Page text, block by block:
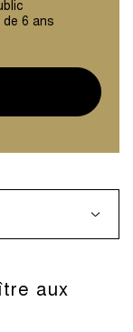
de 6 ans
aux